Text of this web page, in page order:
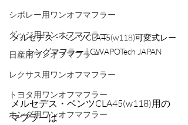
シボレー用ワンオフマフラー
ダッジ用ワンオフマフラー
日産用ワンオフマフラー
レクサス用ワンオフマフラー
トヨタ用ワンオフマフラー
ホンダ用ワンオフマフラー
メルセデス・ベンツCLA45(w118)可変式レー
シングマフラー | GWAPOTech JAPAN
メルセデス・ベンツCLA45(w118)用の
マフラーは